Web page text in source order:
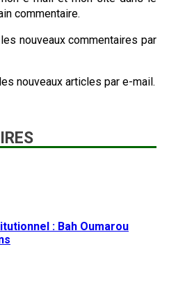
commentaire.
nouveaux commentaires par
nouveaux articles par e-mail.
: Bah Oumarou